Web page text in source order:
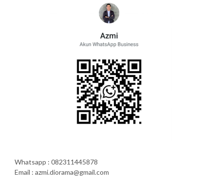
Whatsapp : 082311445878
Email : azmi.diorama@gmail.com